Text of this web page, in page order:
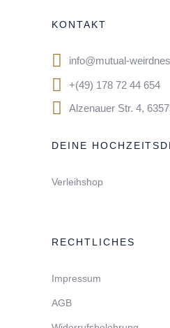
KONTAKT
info@mutual-
+(49) 178 72 44 654
Alzenauer Str. 4,
DEINE
Verleihshop
RECHTLICHES
Impressum
AGB